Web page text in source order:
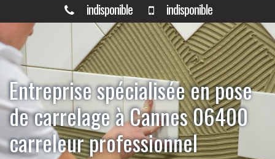
indisponible indisponible
Entreprise spécialisée en pose
de carrelage à Cannes 06400
carreleur professionnel